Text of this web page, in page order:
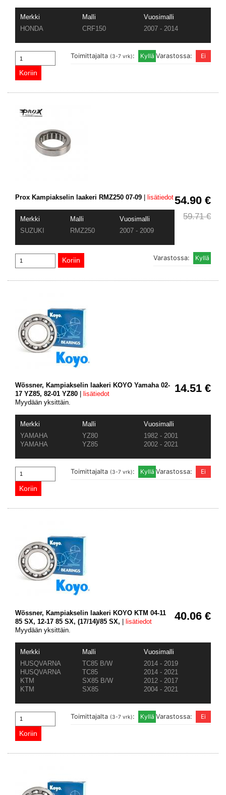
Merkki Malli
Vuosimalli
HONDA
CRF150 2007 - 2014
Varastossa:
Toimittajalta (3-7 vrk):
54.90 €
59.71 €
Prox Kampiakselin laakeri RMZ250 07-09 lisätiedot
Merkki Malli
Vuosimalli
SUZUKI
RMZ250 2007 - 2009
Varastossa:
14.51 €
Wössner, Kampiakselin laakeri KOYO Yamaha 02-
17 YZ85, 82-01 YZ80
lisätiedot
Myydään yksittäin.
Merkki Malli
Vuosimalli
YAMAHA
YZ80
1982 - 2001
YAMAHA
YZ85 2002 - 2021
Varastossa:
Toimittajalta (3-7 vrk):
40.06 €
Wössner, Kampiakselin laakeri KOYO KTM 04-11
85 SX, 12-17 85 SX, (17/14)/85 SX,
lisätiedot
Myydään yksittäin.
Merkki Malli
Vuosimalli
HUSQVARNA
TC85 B/W
2014 - 2019
HUSQVARNA
TC85
2014 - 2021
KTM
SX85 B/W
2012 - 2017
KTM
SX85 2004 - 2021
Varastossa:
Toimittajalta (3-7 vrk):